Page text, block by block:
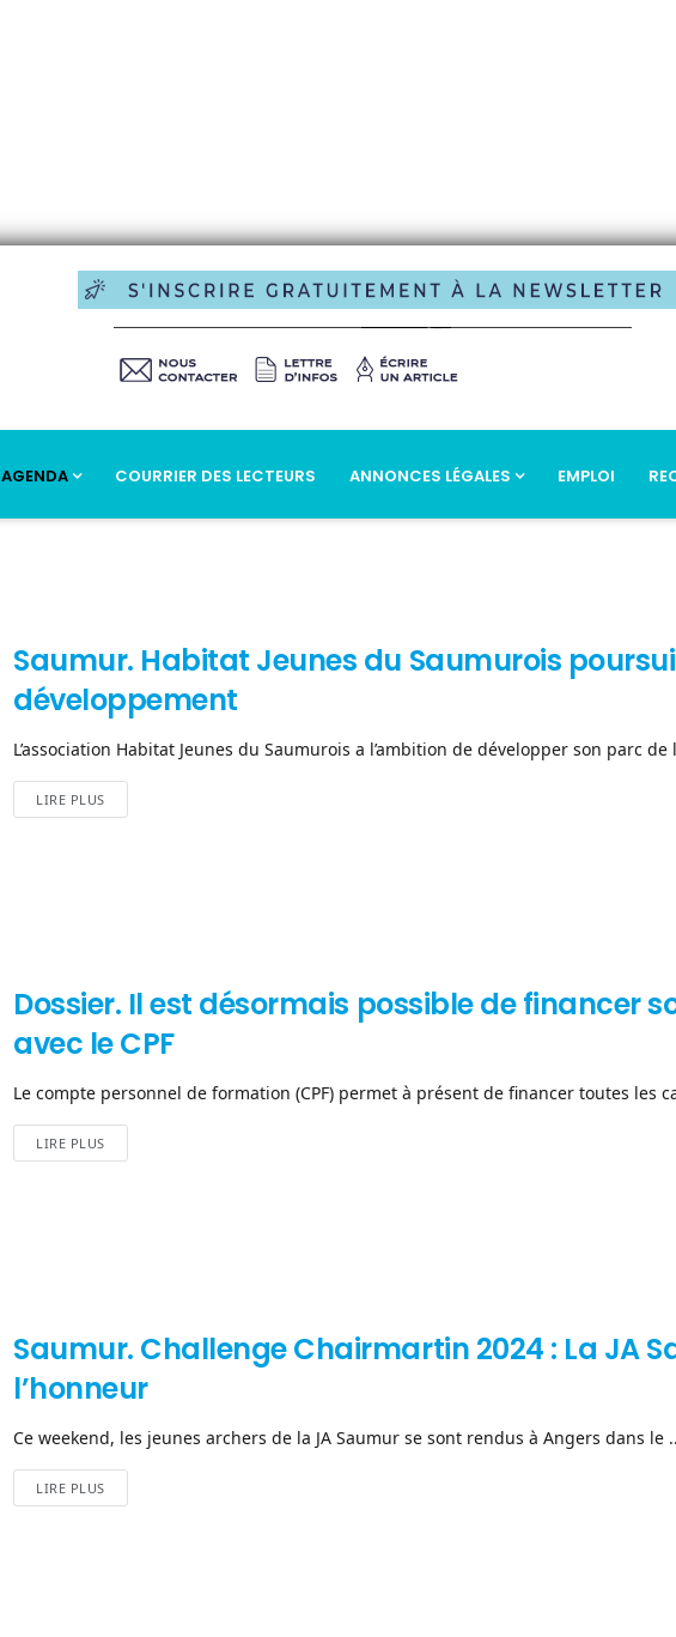
AGENDA COURRIER DES LECTEURS ANNONCES LÉGALES EMPLOI
Saumur. Habitat Jeunes du Saumurois
développement
L’association Habitat Jeunes du Saumurois a l’ambition de développer son parc
LIRE PLUS
Dossier. Il est désormais possible de financer
avec le CPF
Le compte personnel de formation (CPF) permet à présent de financer toutes les
LIRE PLUS
Saumur. Challenge Chairmartin 2024 : La JA
l’honneur
Ce weekend, les jeunes archers de la JA Saumur se sont rendus à Angers dans le
LIRE PLUS